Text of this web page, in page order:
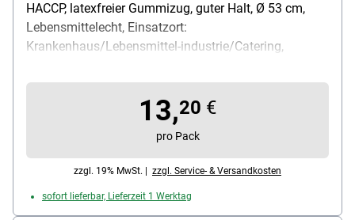
HACCP, latexfreier Gummizug, guter Halt, Ø 53 cm,
Lebensmittelecht, Einsatzort:
Krankenhaus/Lebensmittel-industrie/Catering,
weiß, Inhalt pro Pack: 100 Stück
13,20 €
pro Pack
zzgl. 19% MwSt. | zzgl. Service- & Versandkosten
sofort lieferbar, Lieferzeit 1 Werktag